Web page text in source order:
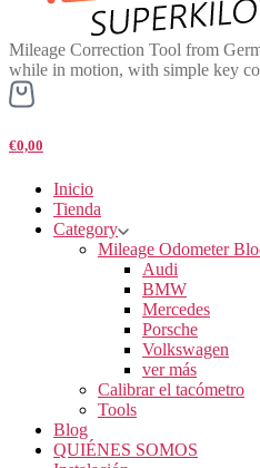
Mileage Correction Tool from
while in motion, with simple key
€0,00
Inicio
Tienda
Category
Mileage Odometer
Audi
BMW
Mercedes
Porsche
Volkswagen
ver más
Calibrar el tacómetro
Tools
Blog
QUIÉNES SOMOS